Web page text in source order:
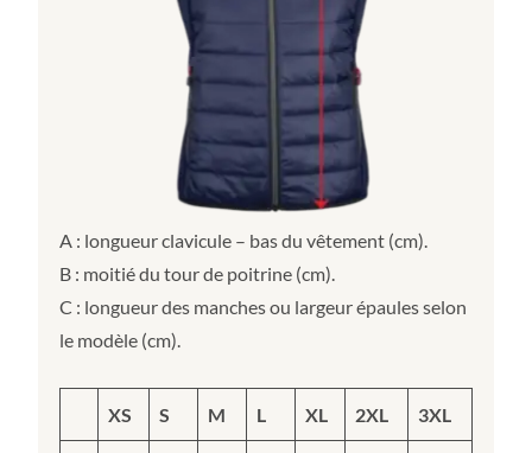
A : longueur clavicule – bas du vêtement (cm).
B : moitié du tour de poitrine (cm).
C : longueur des manches ou largeur épaules selon
le modèle (cm).
XS S M L XL 2XL 3XL